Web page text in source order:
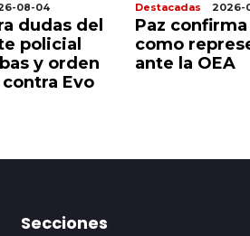
08-04
dudas del
policial
y orden
Evo
Destacadas 2026-
Paz
como
ante la OEA
Secciones